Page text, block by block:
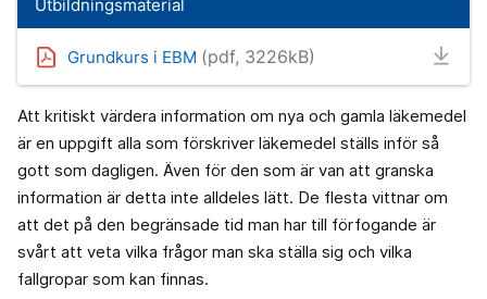
Utbildningsmaterial
Grundkurs i EBM (pdf, 3226kB)
Att kritiskt värdera information om nya och gamla läkemedel
är en uppgift alla som förskriver läkemedel ställs inför så
gott som dagligen. Även för den som är van att granska
information är detta inte alldeles lätt. De flesta vittnar om
att det på den begränsade tid man har till förfogande är
svårt att veta vilka frågor man ska ställa sig och vilka
fallgropar som kan finnas.